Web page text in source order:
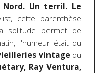
Un terril. Le
cette parenthèse
solitude permet de
l'humeur était du
vintage du
Ray Ventura,